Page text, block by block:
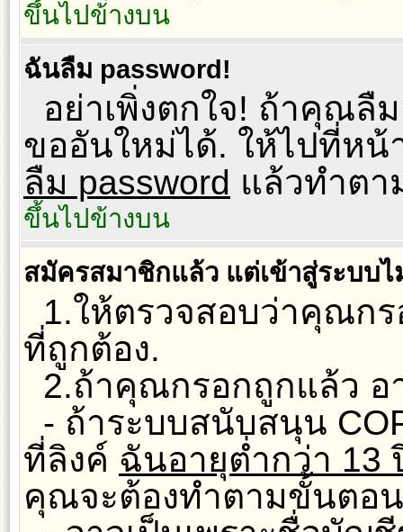
ขึ้นไปข้างบน
ฉันลืม password!
อย่าเพิ่งตกใจ! ถ้าคุณลื
ขออันใหม่ได้. ให้ไปที่หน้
ลืม password แล้วทำตา
ขึ้นไปข้างบน
สมัครสมาชิกแล้ว แต่เข้าสู่ระบบไ
1.ให้ตรวจสอบว่าคุณกร
ที่ถูกต้อง.
2.ถ้าคุณกรอกถูกแล้ว อ
- ถ้าระบบสนับสนุน
ที่ลิงค์ ฉันอายุต่ำกว่า 13
คุณจะต้องทำตามขั้นตอ